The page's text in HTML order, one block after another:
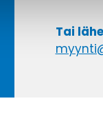
Tai